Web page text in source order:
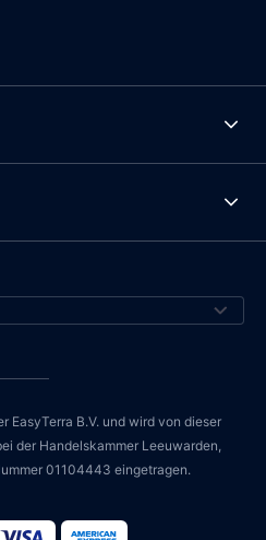
EasyTerra B.V. und wird von dieser
der Handelskammer Leeuwarden,
01104443 eingetragen.